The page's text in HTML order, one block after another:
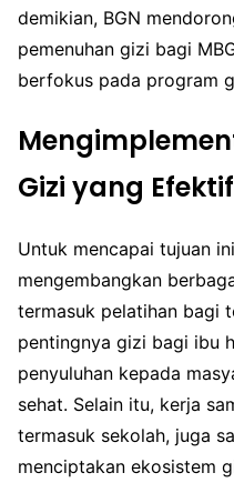
demikian, BGN
pemenuhan gizi bagi
berfokus pada program
Gizi yang Efektif
Untuk mencapai tujuan
mengembangkan
termasuk pelatihan bagi
pentingnya gizi bagi ibu
penyuluhan kepada
sehat. Selain itu, kerja
termasuk sekolah, juga
menciptakan ekosistem